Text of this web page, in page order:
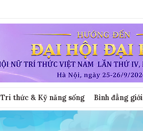
Tri thức & Kỹ năng sống Bình đẳng giới